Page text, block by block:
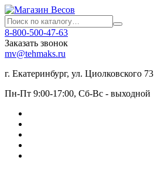
8-800-500-47-63
Заказать звонок
mv@tehmaks.ru
г. Екатеринбург, ул. Циолковского 73
Пн-Пт 9:00-17:00, Сб-Вс - выходной